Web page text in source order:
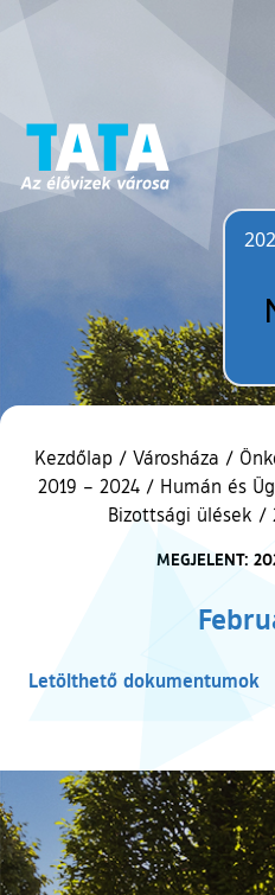
Kezdőlap / Városháza /
2019 – 2024 / Humán és
Bizottsági ülések /
MEGJELENT:
Letölthető dokumentumok